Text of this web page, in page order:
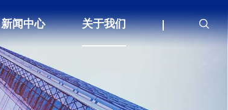
新闻中心 关于我们